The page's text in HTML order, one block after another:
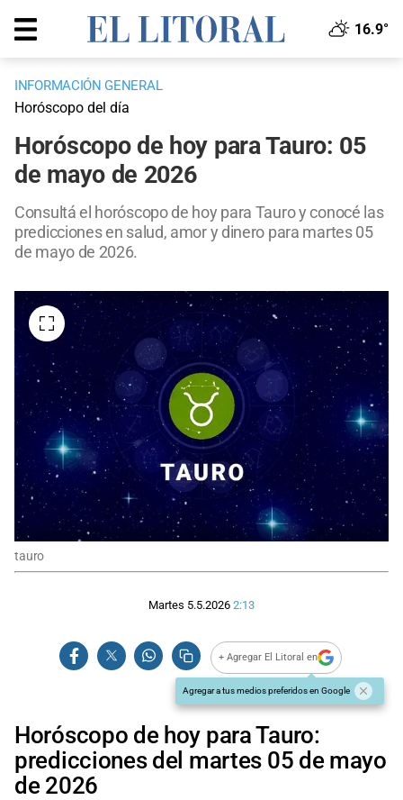
16.9°
INFORMACIÓN GENERAL
Horóscopo del día
Horóscopo de hoy para Tauro: 05
de mayo de 2026
Consultá el horóscopo de hoy para Tauro y conocé las
predicciones en salud, amor y dinero para martes 05
de mayo de 2026.
tauro
Martes 5.5.2026 2:13
+ Agregar El Litoral en
Agregar a tus medios preferidos en Google
Horóscopo de hoy para Tauro:
predicciones del martes 05 de mayo
de 2026